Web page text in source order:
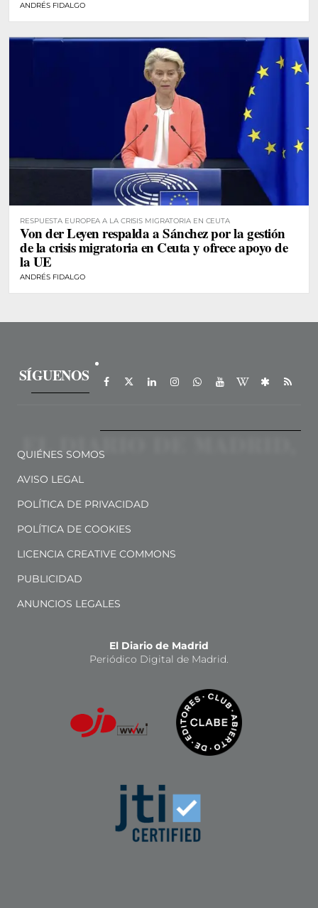
ANDRÉS FIDALGO
RESPUESTA EUROPEA A LA CRISIS MIGRATORIA EN CEUTA
Von der Leyen respalda a Sánchez por la gestión
de la crisis migratoria en Ceuta y ofrece apoyo de
la UE
ANDRÉS FIDALGO
SÍGUENOS
QUIÉNES SOMOS
AVISO LEGAL
POLÍTICA DE PRIVACIDAD
POLÍTICA DE COOKIES
LICENCIA CREATIVE COMMONS
PUBLICIDAD
ANUNCIOS LEGALES
El Diario de Madrid
Periódico Digital de Madrid.